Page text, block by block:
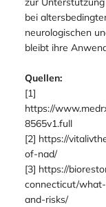
bei
neurologischen
bleibt ihre
Quellen:
[1]
https://
8565v1.full
[2] https://
of-nad/
[3] https://
connecticut/
and-risks/